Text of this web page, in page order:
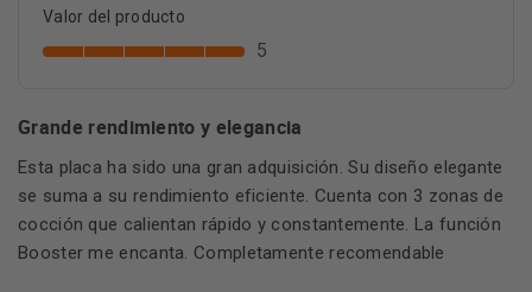
Valor del producto
5
Grande rendimiento y elegancia
Esta placa ha sido una gran adquisición. Su diseño elegante
se suma a su rendimiento eficiente. Cuenta con 3 zonas de
cocción que calientan rápido y constantemente. La función
Booster me encanta. Completamente recomendable